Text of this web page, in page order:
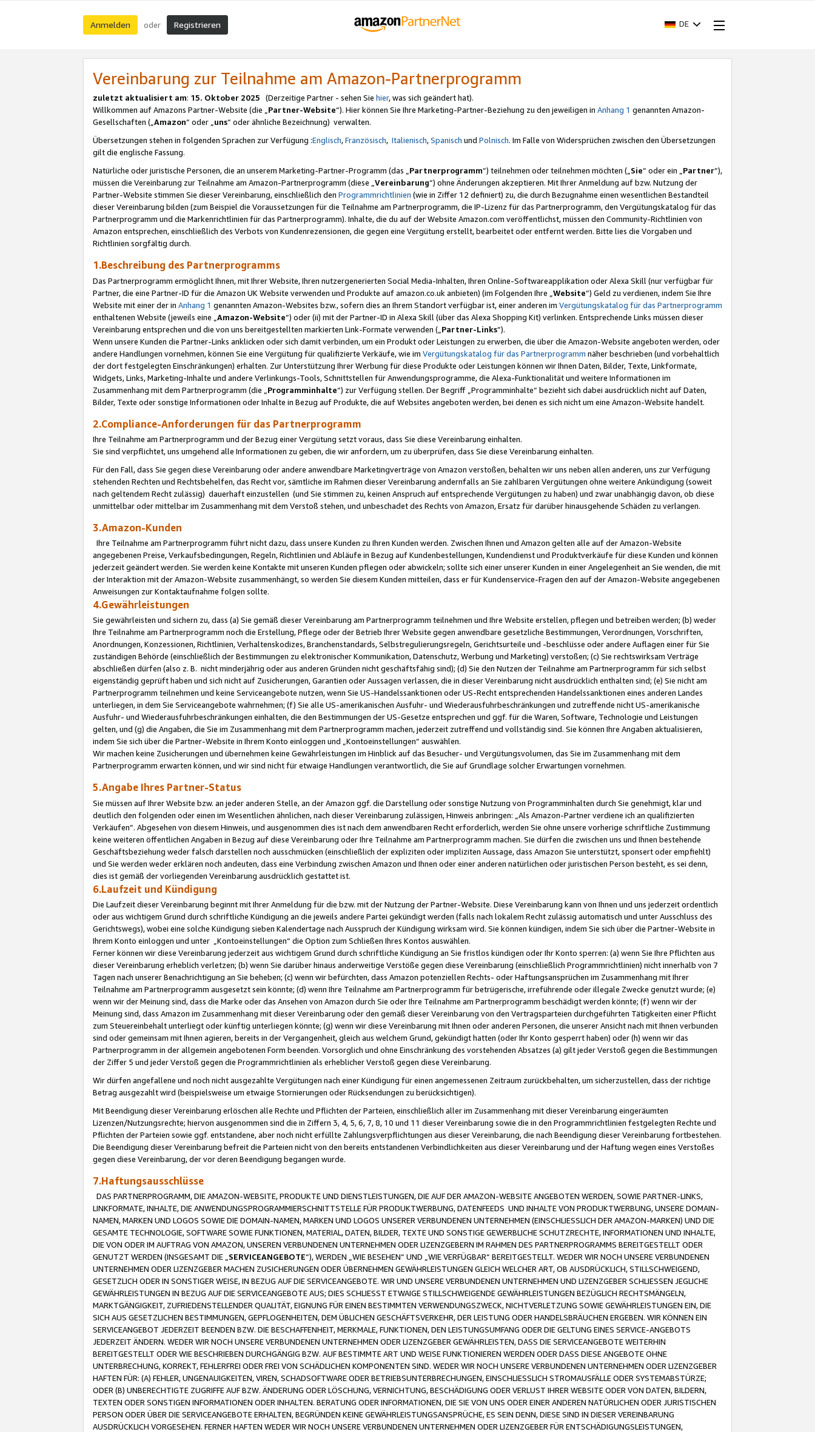
Anmelden oder Registrieren DE
Vereinbarung zur Teilnahme am Amazon-Partnerprogramm
zuletzt aktualisiert am: 15. Oktober 2025 (Derzeitige Partner - sehen Sie hier, was sich geändert hat).
Willkommen auf Amazons Partner-Website (die „Partner-Website“). Hier können Sie Ihre Marketing-Partner-Beziehung zu den jeweiligen in Anhang 1 genannten Amazon-
Gesellschaften („Amazon“ oder „uns“ oder ähnliche Bezeichnung) verwalten.
Übersetzungen stehen in folgenden Sprachen zur Verfügung :Englisch,Französisch, Italienisch,Spanisch und Polnisch. Im Falle von Widersprüchen zwischen den Übersetzungen
gilt die englische Fassung.
Natürliche oder juristische Personen, die an unserem Marketing-Partner-Programm (das „Partnerprogramm“) teilnehmen oder teilnehmen möchten („Sie“ oder ein „Partner“),
müssen die Vereinbarung zur Teilnahme am Amazon-Partnerprogramm (diese „Vereinbarung“) ohne Änderungen akzeptieren. Mit Ihrer Anmeldung auf bzw. Nutzung der
Partner-Website stimmen Sie dieser Vereinbarung, einschließlich den Programmrichtlinien (wie in Ziffer 12 definiert) zu, die durch Bezugnahme einen wesentlichen Bestandteil
dieser Vereinbarung bilden (zum Beispiel die Voraussetzungen für die Teilnahme am Partnerprogramm, die IP-Lizenz für das Partnerprogramm, den Vergütungskatalog für das
Partnerprogramm und die Markenrichtlinien für das Partnerprogramm). Inhalte, die du auf der Website Amazon.com veröffentlichst, müssen den Community-Richtlinien von
Amazon entsprechen, einschließlich des Verbots von Kundenrezensionen, die gegen eine Vergütung erstellt, bearbeitet oder entfernt werden. Bitte lies die Vorgaben und
Richtlinien sorgfältig durch.
1.Beschreibung des Partnerprogramms
Das Partnerprogramm ermöglicht Ihnen, mit Ihrer Website, Ihren nutzergenerierten Social Media-Inhalten, Ihren Online-Softwareapplikation oder Alexa Skill (nur verfügbar für
Partner, die eine Partner-ID für die Amazon UK Website verwenden und Produkte auf amazon.co.uk anbieten) (im Folgenden Ihre „ Website“) Geld zu verdienen, indem Sie Ihre
Website mit einer der in Anhang 1 genannten Amazon-Websites bzw., sofern dies an Ihrem Standort verfügbar ist, einer anderen im Vergütungskatalog für das Partnerprogramm
enthaltenen Website (jeweils eine „ Amazon-Website“) oder (ii) mit der Partner-ID in Alexa Skill (über das Alexa Shopping Kit) verlinken. Entsprechende Links müssen dieser
Vereinbarung entsprechen und die von uns bereitgestellten markierten Link-Formate verwenden („ Partner-Links“).
Wenn unsere Kunden die Partner-Links anklicken oder sich damit verbinden, um ein Produkt oder Leistungen zu erwerben, die über die Amazon-Website angeboten werden, oder
andere Handlungen vornehmen, können Sie eine Vergütung für qualifizierte Verkäufe, wie im Vergütungskatalog für das Partnerprogramm näher beschrieben (und vorbehaltlich
der dort festgelegten Einschränkungen) erhalten. Zur Unterstützung Ihrer Werbung für diese Produkte oder Leistungen können wir Ihnen Daten, Bilder, Texte, Linkformate,
Widgets, Links, Marketing-Inhalte und andere Verlinkungs-Tools, Schnittstellen für Anwendungsprogramme, die Alexa-Funktionalität und weitere Informationen im
Zusammenhang mit dem Partnerprogramm (die „ Programminhalte“) zur Verfügung stellen. Der Begriff „Programminhalte“ bezieht sich dabei ausdrücklich nicht auf Daten,
Bilder, Texte oder sonstige Informationen oder Inhalte in Bezug auf Produkte, die auf Websites angeboten werden, bei denen es sich nicht um eine Amazon-Website handelt.
2.Compliance-Anforderungen für das Partnerprogramm
Ihre Teilnahme am Partnerprogramm und der Bezug einer Vergütung setzt voraus, dass Sie diese Vereinbarung einhalten.
Sie sind verpflichtet, uns umgehend alle Informationen zu geben, die wir anfordern, um zu überprüfen, dass Sie diese Vereinbarung einhalten.
Für den Fall, dass Sie gegen diese Vereinbarung oder andere anwendbare Marketingverträge von Amazon verstoßen, behalten wir uns neben allen anderen, uns zur Verfügung
stehenden Rechten und Rechtsbehelfen, das Recht vor, sämtliche im Rahmen dieser Vereinbarung andernfalls an Sie zahlbaren Vergütungen ohne weitere Ankündigung (soweit
nach geltendem Recht zulässig) dauerhaft einzustellen (und Sie stimmen zu, keinen Anspruch auf entsprechende Vergütungen zu haben) und zwar unabhängig davon, ob diese
unmittelbar oder mittelbar im Zusammenhang mit dem Verstoß stehen, und unbeschadet des Rechts von Amazon, Ersatz für darüber hinausgehende Schäden zu verlangen.
3.Amazon-Kunden
Ihre Teilnahme am Partnerprogramm führt nicht dazu, dass unsere Kunden zu Ihren Kunden werden. Zwischen Ihnen und Amazon gelten alle auf der Amazon-Website
angegebenen Preise, Verkaufsbedingungen, Regeln, Richtlinien und Abläufe in Bezug auf Kundenbestellungen, Kundendienst und Produktverkäufe für diese Kunden und können
jederzeit geändert werden. Sie werden keine Kontakte mit unseren Kunden pflegen oder abwickeln; sollte sich einer unserer Kunden in einer Angelegenheit an Sie wenden, die mit
der Interaktion mit der Amazon-Website zusammenhängt, so werden Sie diesem Kunden mitteilen, dass er für Kundenservice-Fragen den auf der Amazon-Website angegebenen
Anweisungen zur Kontaktaufnahme folgen sollte.
4.Gewährleistungen
Sie gewährleisten und sichern zu, dass (a) Sie gemäß dieser Vereinbarung am Partnerprogramm teilnehmen und Ihre Website erstellen, pflegen und betreiben werden; (b) weder
Ihre Teilnahme am Partnerprogramm noch die Erstellung, Pflege oder der Betrieb Ihrer Website gegen anwendbare gesetzliche Bestimmungen, Verordnungen, Vorschriften,
Anordnungen, Konzessionen, Richtlinien, Verhaltenskodizes, Branchenstandards, Selbstregulierungsregeln, Gerichtsurteile und -beschlüsse oder andere Auflagen einer für Sie
zuständigen Behörde (einschließlich der Bestimmungen zu elektronischer Kommunikation, Datenschutz, Werbung und Marketing) verstoßen; (c) Sie rechtswirksam Verträge
abschließen dürfen (also z. B. nicht minderjährig oder aus anderen Gründen nicht geschäftsfähig sind); (d) Sie den Nutzen der Teilnahme am Partnerprogramm für sich selbst
eigenständig geprüft haben und sich nicht auf Zusicherungen, Garantien oder Aussagen verlassen, die in dieser Vereinbarung nicht ausdrücklich enthalten sind; (e) Sie nicht am
Partnerprogramm teilnehmen und keine Serviceangebote nutzen, wenn Sie US-Handelssanktionen oder US-Recht entsprechenden Handelssanktionen eines anderen Landes
unterliegen, in dem Sie Serviceangebote wahrnehmen; (f) Sie alle US-amerikanischen Ausfuhr- und Wiederausfuhrbeschränkungen und zutreffende nicht US-amerikanische
Ausfuhr- und Wiederausfuhrbeschränkungen einhalten, die den Bestimmungen der US-Gesetze entsprechen und ggf. für die Waren, Software, Technologie und Leistungen
gelten, und (g) die Angaben, die Sie im Zusammenhang mit dem Partnerprogramm machen, jederzeit zutreffend und vollständig sind. Sie können Ihre Angaben aktualisieren,
indem Sie sich über die Partner-Website in Ihrem Konto einloggen und „Kontoeinstellungen“ auswählen.
Wir machen keine Zusicherungen und übernehmen keine Gewährleistungen im Hinblick auf das Besucher- und Vergütungsvolumen, das Sie im Zusammenhang mit dem
Partnerprogramm erwarten können, und wir sind nicht für etwaige Handlungen verantwortlich, die Sie auf Grundlage solcher Erwartungen vornehmen.
5.Angabe Ihres Partner-Status
Sie müssen auf Ihrer Website bzw. an jeder anderen Stelle, an der Amazon ggf. die Darstellung oder sonstige Nutzung von Programminhalten durch Sie genehmigt, klar und
deutlich den folgenden oder einen im Wesentlichen ähnlichen, nach dieser Vereinbarung zulässigen, Hinweis anbringen: „Als Amazon-Partner verdiene ich an qualifizierten
Verkäufen“. Abgesehen von diesem Hinweis, und ausgenommen dies ist nach dem anwendbaren Recht erforderlich, werden Sie ohne unsere vorherige schriftliche Zustimmung
keine weiteren öffentlichen Angaben in Bezug auf diese Vereinbarung oder Ihre Teilnahme am Partnerprogramm machen. Sie dürfen die zwischen uns und Ihnen bestehende
Geschäftsbeziehung weder falsch darstellen noch ausschmücken (einschließlich der expliziten oder impliziten Aussage, dass Amazon Sie unterstützt, sponsert oder empfiehlt)
und Sie werden weder erklären noch andeuten, dass eine Verbindung zwischen Amazon und Ihnen oder einer anderen natürlichen oder juristischen Person besteht, es sei denn,
dies ist gemäß der vorliegenden Vereinbarung ausdrücklich gestattet ist.
6.Laufzeit und Kündigung
Die Laufzeit dieser Vereinbarung beginnt mit Ihrer Anmeldung für die bzw. mit der Nutzung der Partner-Website. Diese Vereinbarung kann von Ihnen und uns jederzeit ordentlich
oder aus wichtigem Grund durch schriftliche Kündigung an die jeweils andere Partei gekündigt werden (falls nach lokalem Recht zulässig automatisch und unter Ausschluss des
Gerichtswegs), wobei eine solche Kündigung sieben Kalendertage nach Ausspruch der Kündigung wirksam wird. Sie können kündigen, indem Sie sich über die Partner-Website in
Ihrem Konto einloggen und unter „Kontoeinstellungen“ die Option zum Schließen Ihres Kontos auswählen.
Ferner können wir diese Vereinbarung jederzeit aus wichtigem Grund durch schriftliche Kündigung an Sie fristlos kündigen oder Ihr Konto sperren: (a) wenn Sie Ihre Pflichten aus
dieser Vereinbarung erheblich verletzen; (b) wenn Sie darüber hinaus anderweitige Verstöße gegen diese Vereinbarung (einschließlich Programmrichtlinien) nicht innerhalb von 7
Tagen nach unserer Benachrichtigung an Sie beheben; (c) wenn wir befürchten, dass Amazon potenziellen Rechts- oder Haftungsansprüchen im Zusammenhang mit Ihrer
Teilnahme am Partnerprogramm ausgesetzt sein könnte; (d) wenn Ihre Teilnahme am Partnerprogramm für betrügerische, irreführende oder illegale Zwecke genutzt wurde; (e)
wenn wir der Meinung sind, dass die Marke oder das Ansehen von Amazon durch Sie oder Ihre Teilnahme am Partnerprogramm beschädigt werden könnte; (f) wenn wir der
Meinung sind, dass Amazon im Zusammenhang mit dieser Vereinbarung oder den gemäß dieser Vereinbarung von den Vertragsparteien durchgeführten Tätigkeiten einer Pflicht
zum Steuereinbehalt unterliegt oder künftig unterliegen könnte; (g) wenn wir diese Vereinbarung mit Ihnen oder anderen Personen, die unserer Ansicht nach mit Ihnen verbunden
sind oder gemeinsam mit Ihnen agieren, bereits in der Vergangenheit, gleich aus welchem Grund, gekündigt hatten (oder Ihr Konto gesperrt haben) oder (h) wenn wir das
Partnerprogramm in der allgemein angebotenen Form beenden. Vorsorglich und ohne Einschränkung des vorstehenden Absatzes (a) gilt jeder Verstoß gegen die Bestimmungen
der Ziffer 5 und jeder Verstoß gegen die Programmrichtlinien als erheblicher Verstoß gegen diese Vereinbarung.
Wir dürfen angefallene und noch nicht ausgezahlte Vergütungen nach einer Kündigung für einen angemessenen Zeitraum zurückbehalten, um sicherzustellen, dass der richtige
Betrag ausgezahlt wird (beispielsweise um etwaige Stornierungen oder Rücksendungen zu berücksichtigen).
Mit Beendigung dieser Vereinbarung erlöschen alle Rechte und Pflichten der Parteien, einschließlich aller im Zusammenhang mit dieser Vereinbarung eingeräumten
Lizenzen/Nutzungsrechte; hiervon ausgenommen sind die in Ziffern 3, 4, 5, 6, 7, 8, 10 und 11 dieser Vereinbarung sowie die in den Programmrichtlinien festgelegten Rechte und
Pflichten der Parteien sowie ggf. entstandene, aber noch nicht erfüllte Zahlungsverpflichtungen aus dieser Vereinbarung, die nach Beendigung dieser Vereinbarung fortbestehen.
Die Beendigung dieser Vereinbarung befreit die Parteien nicht von den bereits entstandenen Verbindlichkeiten aus dieser Vereinbarung und der Haftung wegen eines Verstoßes
gegen diese Vereinbarung, der vor deren Beendigung begangen wurde.
7.Haftungsausschlüsse
DAS PARTNERPROGRAMM, DIE AMAZON-WEBSITE, PRODUKTE UND DIENSTLEISTUNGEN, DIE AUF DER AMAZON-WEBSITE ANGEBOTEN WERDEN, SOWIE PARTNER-LINKS,
LINKFORMATE, INHALTE, DIE ANWENDUNGSPROGRAMMIERSCHNITTSTELLE FÜR PRODUKTWERBUNG, DATENFEEDS UND INHALTE VON PRODUKTWERBUNG, UNSERE DOMAIN-
NAMEN, MARKEN UND LOGOS SOWIE DIE DOMAIN-NAMEN, MARKEN UND LOGOS UNSERER VERBUNDENEN UNTERNEHMEN (EINSCHLIESSLICH DER AMAZON-MARKEN) UND DIE
GESAMTE TECHNOLOGIE, SOFTWARE SOWIE FUNKTIONEN, MATERIAL, DATEN, BILDER, TEXTE UND SONSTIGE GEWERBLICHE SCHUTZRECHTE, INFORMATIONEN UND INHALTE,
DIE VON ODER IM AUFTRAG VON AMAZON, UNSEREN VERBUNDENEN UNTERNEHMEN ODER LIZENZGEBERN IM RAHMEN DES PARTNERPROGRAMMS BEREITGESTELLT ODER
GENUTZT WERDEN (INSGESAMT DIE „ SERVICEANGEBOTE“), WERDEN „WIE BESEHEN“ UND „WIE VERFÜGBAR“ BEREITGESTELLT. WEDER WIR NOCH UNSERE VERBUNDENEN
UNTERNEHMEN ODER LIZENZGEBER MACHEN ZUSICHERUNGEN ODER ÜBERNEHMEN GEWÄHRLEISTUNGEN GLEICH WELCHER ART, OB AUSDRÜCKLICH, STILLSCHWEIGEND,
GESETZLICH ODER IN SONSTIGER WEISE, IN BEZUG AUF DIE SERVICEANGEBOTE. WIR UND UNSERE VERBUNDENEN UNTERNEHMEN UND LIZENZGEBER SCHLIESSEN JEGLICHE
GEWÄHRLEISTUNGEN IN BEZUG AUF DIE SERVICEANGEBOTE AUS; DIES SCHLIESST ETWAIGE STILLSCHWEIGENDE GEWÄHRLEISTUNGEN BEZÜGLICH RECHTSMÄNGELN,
MARKTGÄNGIGKEIT, ZUFRIEDENSTELLENDER QUALITÄT, EIGNUNG FÜR EINEN BESTIMMTEN VERWENDUNGSZWECK, NICHTVERLETZUNG SOWIE GEWÄHRLEISTUNGEN EIN, DIE
SICH AUS GESETZLICHEN BESTIMMUNGEN, GEPFLOGENHEITEN, DEM ÜBLICHEN GESCHÄFTSVERKEHR, DER LEISTUNG ODER HANDELSBRÄUCHEN ERGEBEN. WIR KÖNNEN EIN
SERVICEANGEBOT JEDERZEIT BEENDEN BZW. DIE BESCHAFFENHEIT, MERKMALE, FUNKTIONEN, DEN LEISTUNGSUMFANG ODER DIE GELTUNG EINES SERVICE-ANGEBOTS
JEDERZEIT ÄNDERN. WEDER WIR NOCH UNSERE VERBUNDENEN UNTERNEHMEN ODER LIZENZGEBER GEWÄHRLEISTEN, DASS DIE SERVICEANGEBOTE WEITERHIN
BEREITGESTELLT ODER WIE BESCHRIEBEN DURCHGÄNGIG BZW. AUF BESTIMMTE ART UND WEISE FUNKTIONIEREN WERDEN ODER DASS DIESE ANGEBOTE OHNE
UNTERBRECHUNG, KORREKT, FEHLERFREI ODER FREI VON SCHÄDLICHEN KOMPONENTEN SIND. WEDER WIR NOCH UNSERE VERBUNDENEN UNTERNEHMEN ODER LIZENZGEBER
HAFTEN FÜR: (A) FEHLER, UNGENAUIGKEITEN, VIREN, SCHADSOFTWARE ODER BETRIEBSUNTERBRECHUNGEN, EINSCHLIESSLICH STROMAUSFÄLLE ODER SYSTEMABSTÜRZE;
ODER (B) UNBERECHTIGTE ZUGRIFFE AUF BZW. ÄNDERUNG ODER LÖSCHUNG, VERNICHTUNG, BESCHÄDIGUNG ODER VERLUST IHRER WEBSITE ODER VON DATEN, BILDERN,
TEXTEN ODER SONSTIGEN INFORMATIONEN ODER INHALTEN. BERATUNG ODER INFORMATIONEN, DIE SIE VON UNS ODER EINER ANDEREN NATÜRLICHEN ODER JURISTISCHEN
PERSON ODER ÜBER DIE SERVICEANGEBOTE ERHALTEN, BEGRÜNDEN KEINE GEWÄHRLEISTUNGSANSPRÜCHE, ES SEIN DENN, DIESE SIND IN DIESER VEREINBARUNG
AUSDRÜCKLICH VORGESEHEN. FERNER HAFTEN WEDER WIR NOCH UNSERE VERBUNDENEN UNTERNEHMEN ODER LIZENZGEBER FÜR ENTSCHÄDIGUNGSLEISTUNGEN,